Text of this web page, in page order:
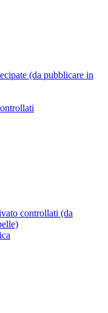
(da pubblicare in
controllati (da